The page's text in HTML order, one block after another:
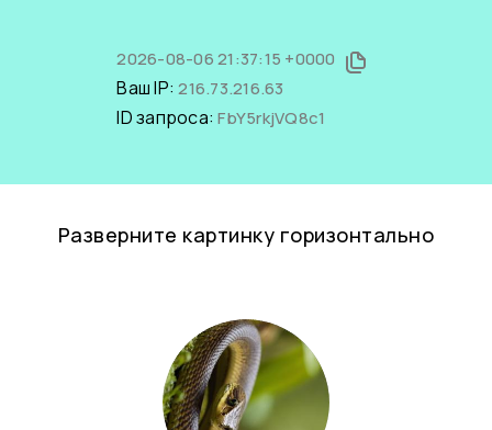
2026-08-06 21:37:15 +0000
Ваш IP:216.73.216.63
ID запроса:FbY5rkjVQ8c1
Разверните картинку горизонтально